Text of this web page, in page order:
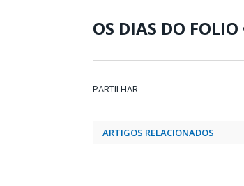
OS DIAS DO
PARTILHAR
ARTIGOS RELACIONADOS